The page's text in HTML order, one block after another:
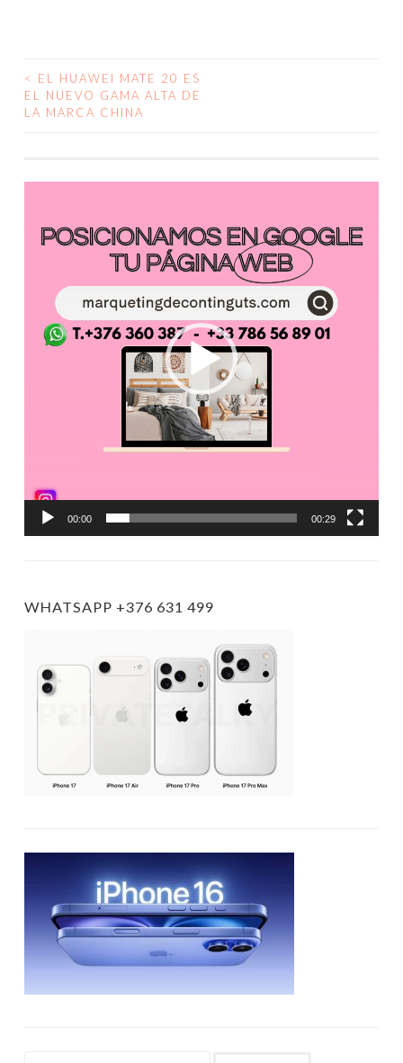
NAVEGACIÓN
DE
<
EL HUAWEI MATE 20 ES
EL NUEVO GAMA ALTA DE
LA MARCA CHINA
vídeo
00:00 00:29
WHATSAPP +376 631 499